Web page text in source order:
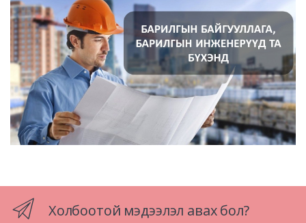
Холбоотой мэдээлэл авах бол?